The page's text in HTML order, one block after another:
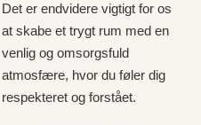
Det er endvidere vigtigt for os
at skabe et trygt rum med en
venlig og omsorgsfuld
atmosfære, hvor du føler dig
respekteret og forstået.